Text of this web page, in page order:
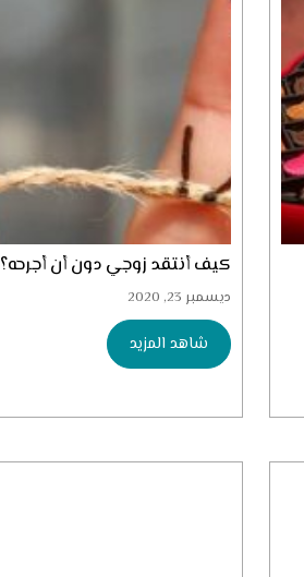
كيف أنتقد زوجي دون أن أجرحه؟
ديسمبر 23, 2020
شاهد المزيد